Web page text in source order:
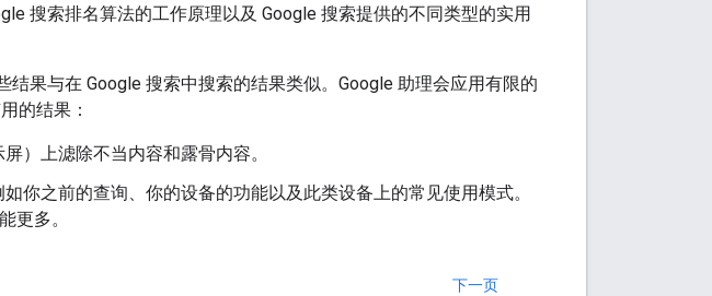
搜索排名算法的工作原理以及 Google 搜索提供的不同类型的实用
果与在 Google 搜索中搜索的结果类似。Google 助理会应用有限的
的结果：
）上滤除不当内容和露骨内容。
你之前的查询、你的设备的功能以及此类设备上的常见使用模式。
更多。
下一页